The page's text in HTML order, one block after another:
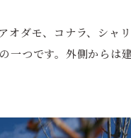
ダモ、コナラ、シャ
一つです。外側からは